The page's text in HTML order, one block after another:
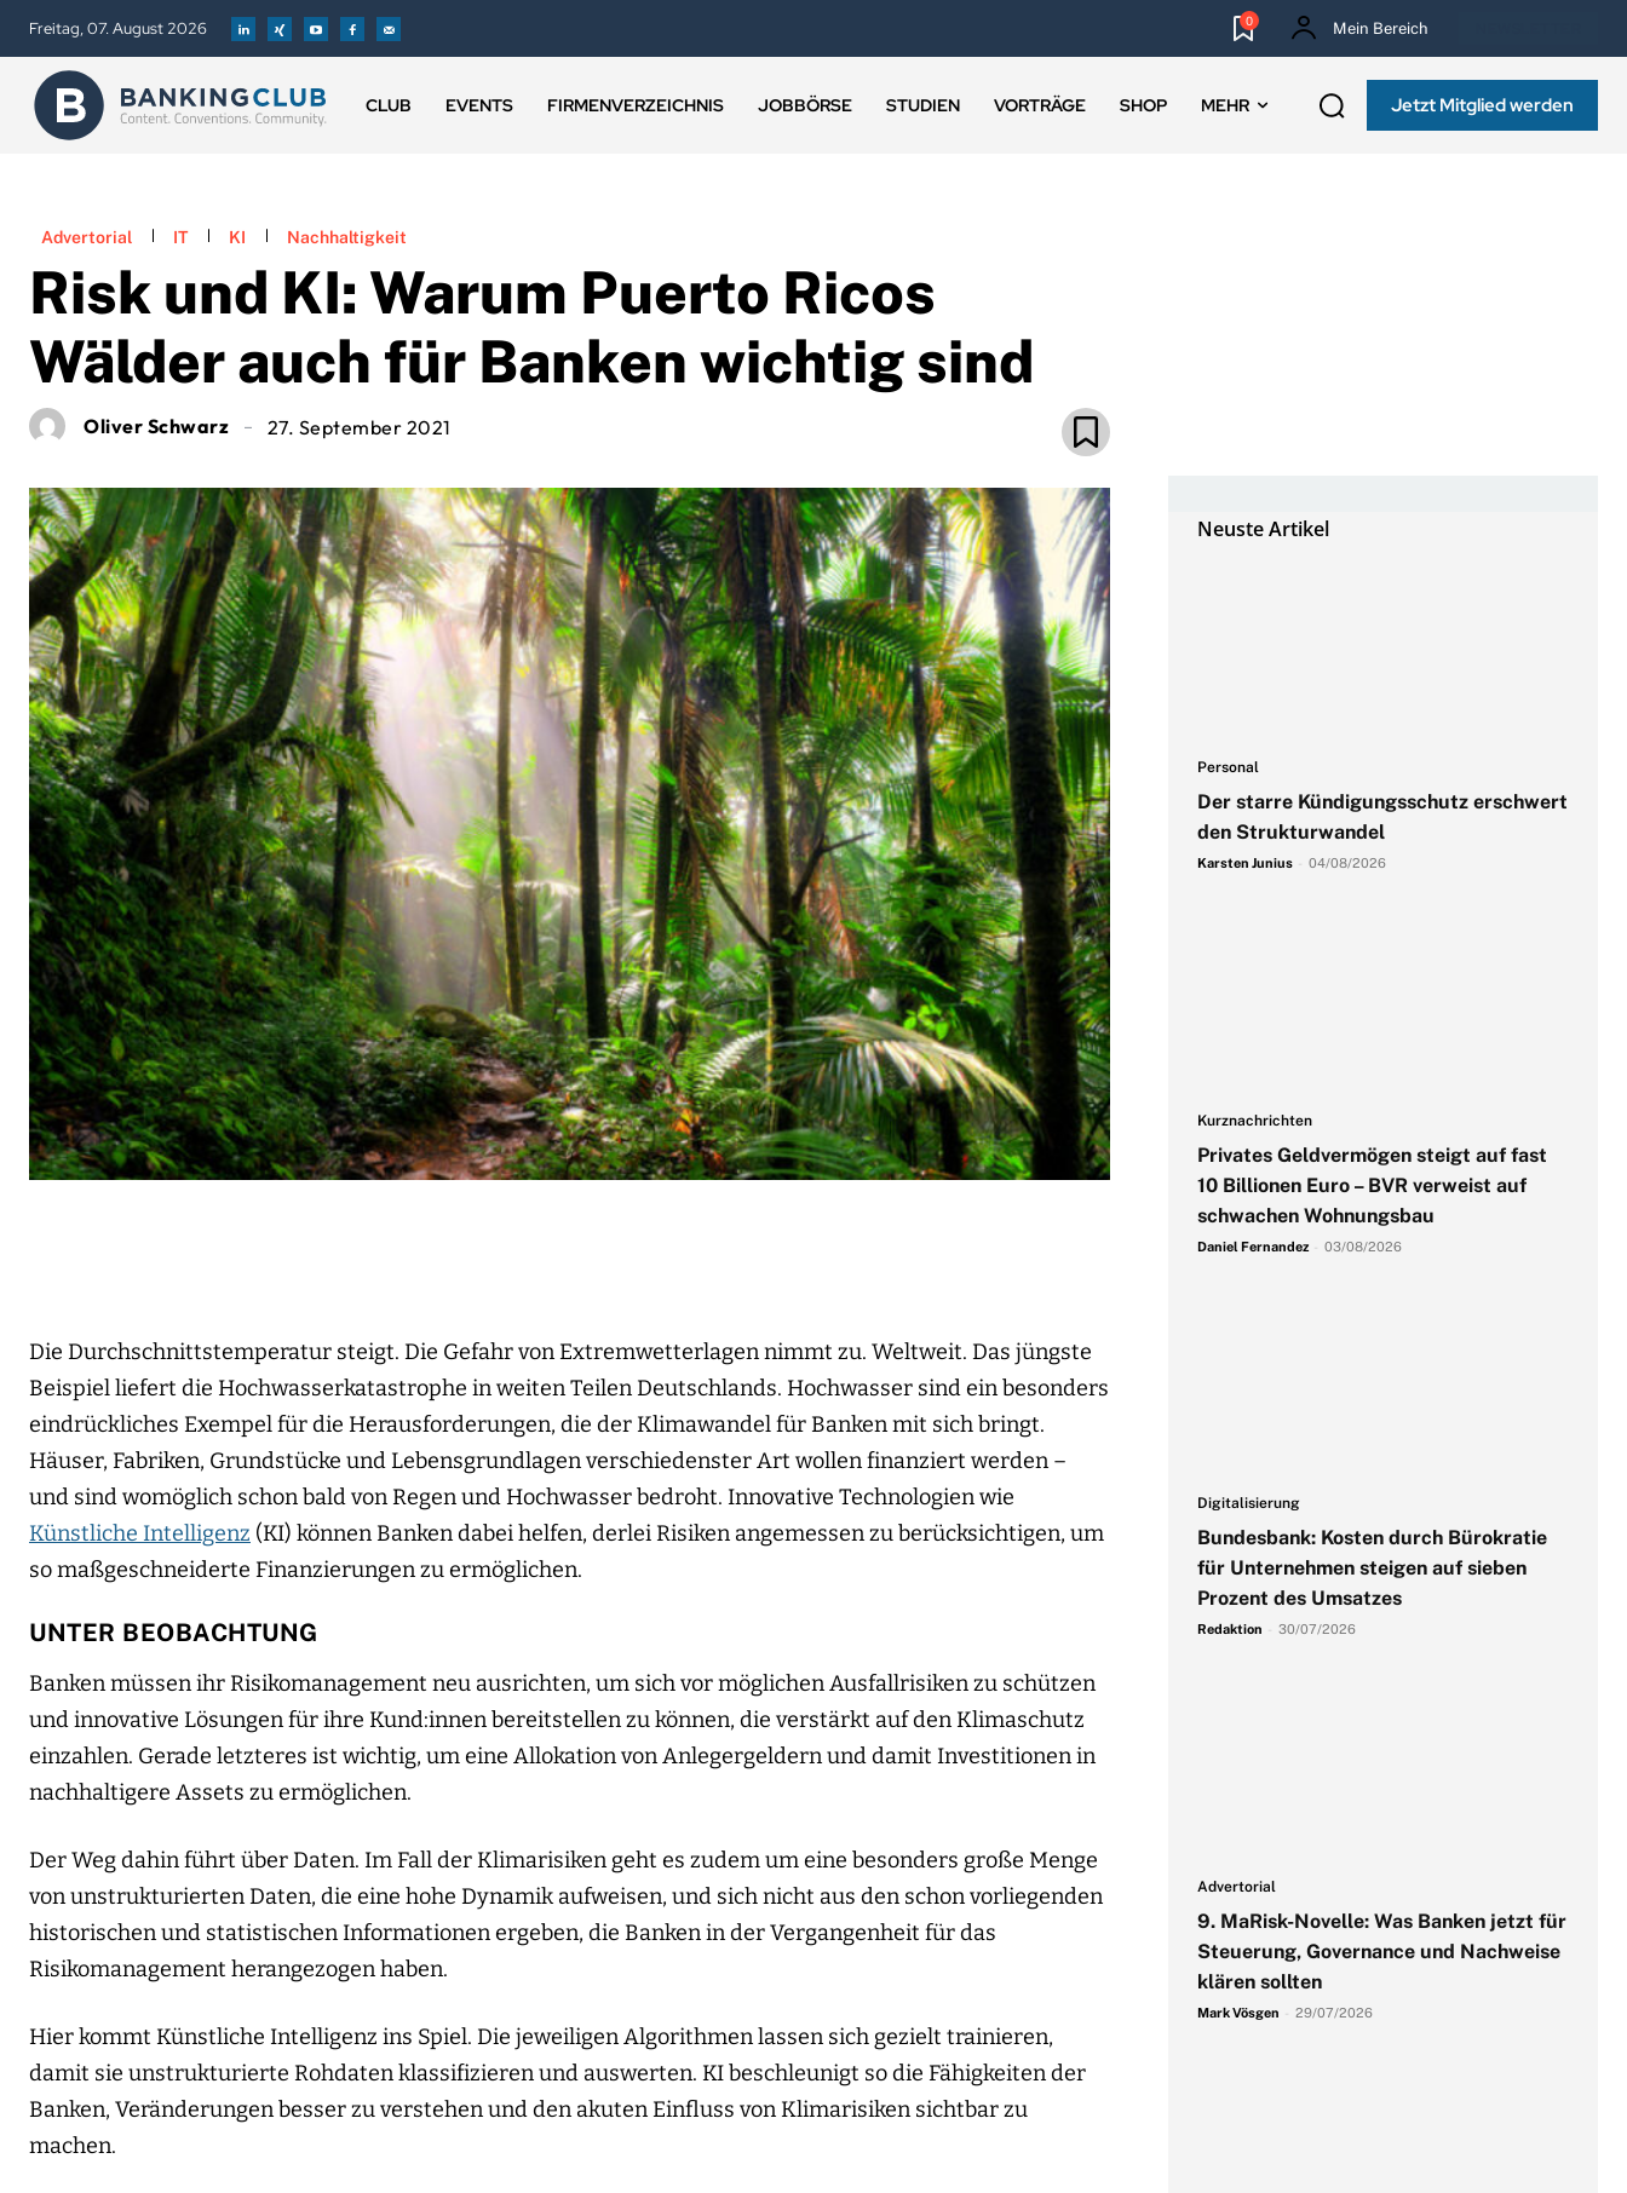
Freitag, 07. August 2026 0 Mein Bereich
CLUB EVENTS FIRMENVERZEICHNIS JOBBÖRSE STUDIEN VORTRÄGE SHOP MEHR Jetzt Mitglied werden
Advertorial IT KI Nachhaltigkeit
Risk und KI: Warum Puerto Ricos
Wälder auch für Banken wichtig sind
Oliver Schwarz 27. September 2021
Die Durchschnittstemperatur steigt. Die Gefahr von Extremwetterlagen nimmt zu. Weltweit. Das jüngste
Beispiel liefert die Hochwasserkatastrophe in weiten Teilen Deutschlands. Hochwasser sind ein besonders
eindrückliches Exempel für die Herausforderungen, die der Klimawandel für Banken mit sich bringt.
Häuser, Fabriken, Grundstücke und Lebensgrundlagen verschiedenster Art wollen finanziert werden –
und sind womöglich schon bald von Regen und Hochwasser bedroht. Innovative Technologien wie
Künstliche Intelligenz (KI) können Banken dabei helfen, derlei Risiken angemessen zu berücksichtigen, um
so maßgeschneiderte Finanzierungen zu ermöglichen.
UNTER BEOBACHTUNG
Banken müssen ihr Risikomanagement neu ausrichten, um sich vor möglichen Ausfallrisiken zu schützen
und innovative Lösungen für ihre Kund:innen bereitstellen zu können, die verstärkt auf den Klimaschutz
einzahlen. Gerade letzteres ist wichtig, um eine Allokation von Anlegergeldern und damit Investitionen in
nachhaltigere Assets zu ermöglichen.
Der Weg dahin führt über Daten. Im Fall der Klimarisiken geht es zudem um eine besonders große Menge
von unstrukturierten Daten, die eine hohe Dynamik aufweisen, und sich nicht aus den schon vorliegenden
historischen und statistischen Informationen ergeben, die Banken in der Vergangenheit für das
Risikomanagement herangezogen haben.
Hier kommt Künstliche Intelligenz ins Spiel. Die jeweiligen Algorithmen lassen sich gezielt trainieren,
damit sie unstrukturierte Rohdaten klassifizieren und auswerten. KI beschleunigt so die Fähigkeiten der
Banken, Veränderungen besser zu verstehen und den akuten Einfluss von Klimarisiken sichtbar zu
machen.
Neuste Artikel
Personal
Der starre Kündigungsschutz erschwert
den Strukturwandel
Karsten Junius 04/08/2026
Kurznachrichten
Privates Geldvermögen steigt auf fast
10 Billionen Euro – BVR verweist auf
schwachen Wohnungsbau
Daniel Fernandez 03/08/2026
Digitalisierung
Bundesbank: Kosten durch Bürokratie
für Unternehmen steigen auf sieben
Prozent des Umsatzes
Redaktion 30/07/2026
Advertorial
9. MaRisk-Novelle: Was Banken jetzt für
Steuerung, Governance und Nachweise
klären sollten
Mark Vösgen 29/07/2026